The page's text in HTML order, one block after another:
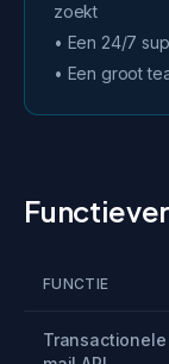
zoekt
• Een 24/7
• Een groot
FUNCTIE